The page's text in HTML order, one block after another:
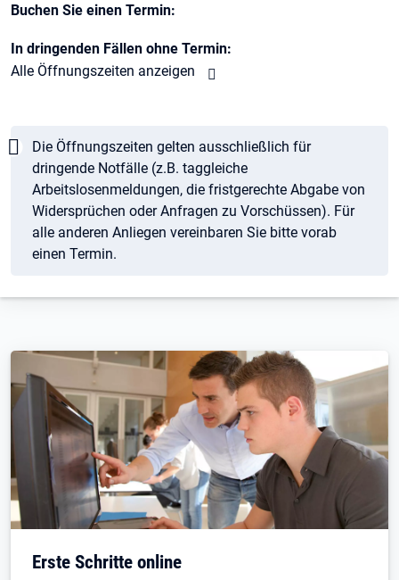
Buchen Sie einen Termin:
In dringenden Fällen ohne Termin:
Alle Öffnungszeiten anzeigen
Die Öffnungszeiten gelten ausschließlich für
dringende Notfälle (z.B. taggleiche
Arbeitslosenmeldungen, die fristgerechte Abgabe von
Widersprüchen oder Anfragen zu Vorschüssen). Für
alle anderen Anliegen vereinbaren Sie bitte vorab
einen Termin.
Erste Schritte online